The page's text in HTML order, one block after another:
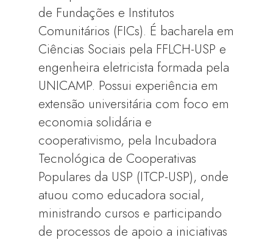
de Fundações e Institutos
Comunitários (FICs). É bacharela em
Ciências Sociais pela FFLCH-USP e
engenheira eletricista formada pela
UNICAMP. Possui experiência em
extensão universitária com foco em
economia solidária e
cooperativismo, pela Incubadora
Tecnológica de Cooperativas
Populares da USP (ITCP-USP), onde
atuou como educadora social,
ministrando cursos e participando
de processos de apoio a iniciativas